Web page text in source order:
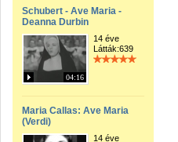
Schubert - Ave Maria -
Deanna Durbin
04:16
14 éve
Látták:639
Maria Callas: Ave Maria
(Verdi)
14 éve